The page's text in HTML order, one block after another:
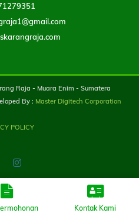
Raja - Muara Enim - Sumatera
By : Master Digitech Corporation
POLICY
FacebookInstagram
Kontak Kami